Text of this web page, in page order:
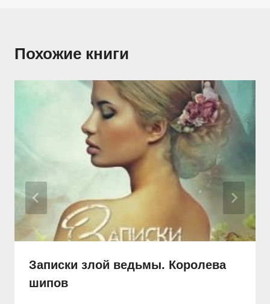
Похожие книги
Записки злой ведьмы. Королева
шипов